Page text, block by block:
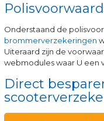
Onderstaand de
brommerverzekeringen
Uiteraard zijn de
webmodules waar U een
Direct